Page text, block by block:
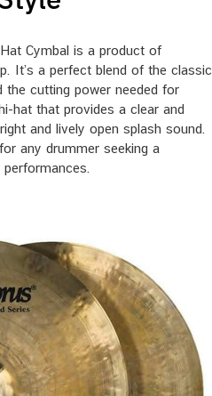
Cymbal is a product of
It’s a perfect blend of the classic
the cutting power needed for
hat that provides a clear and
and lively open splash sound.
any drummer seeking a